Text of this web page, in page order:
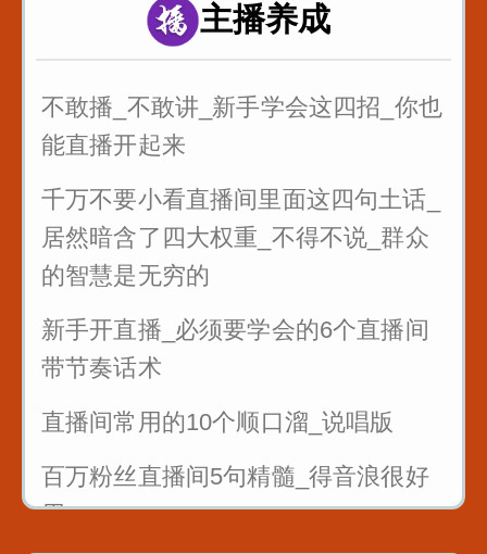
最狠的五句话让你瞬间成长
主播养成
不敢播_不敢讲_新手学会这四招_你也
能直播开起来
千万不要小看直播间里面这四句土话_
居然暗含了四大权重_不得不说_群众
的智慧是无穷的
新手开直播_必须要学会的6个直播间
带节奏话术
直播间常用的10个顺口溜_说唱版
百万粉丝直播间5句精髓_得音浪很好
用